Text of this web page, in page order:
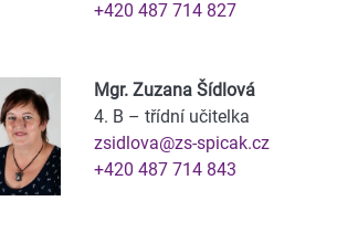
+420 487 714 827
Mgr. Zuzana Šídlová
4. B – třídní učitelka
zsidlova@zs-spicak.cz
+420 487 714 843